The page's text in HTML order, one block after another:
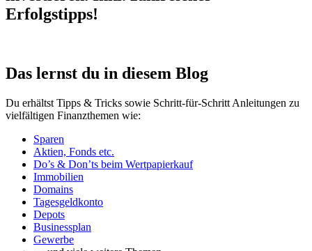
Erfolgstipps!
Das lernst du in diesem Blog
Du erhältst Tipps & Tricks sowie Schritt-für-Schritt Anleitungen zu
vielfältigen Finanzthemen wie:
Sparen
Aktien, Fonds etc.
Do’s & Don’ts beim Wertpapierkauf
Immobilien
Domains
Tagesgeldkonto
Depots
Businessplan
Gewerbe